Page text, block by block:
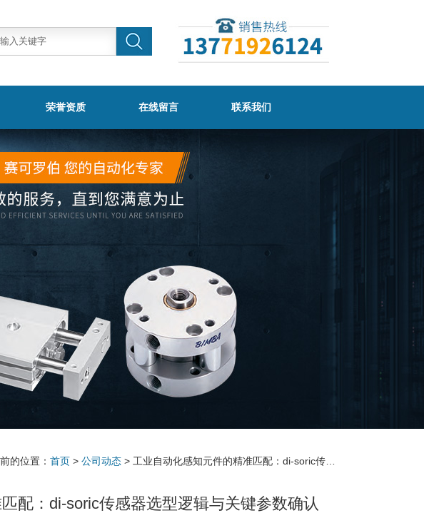
荣誉资质 在线留言 联系我们
的位置： 首页 > 公司动态 > 工业自动化感知元件的精准匹配：di-soric传感器选型逻辑与关键参数确认
配：di-soric传感器选型逻辑与关键参数确认